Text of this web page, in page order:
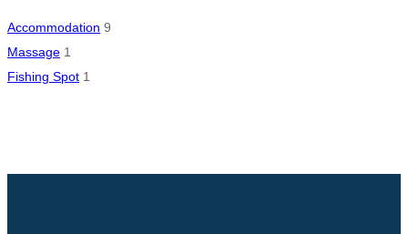
Accommodation 9
Massage 1
Fishing Spot 1